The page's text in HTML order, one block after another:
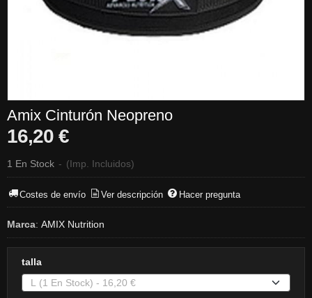
Amix Cinturón Neopreno
16,20 €
1 En Stock - (Imp. Incluidos)
Costes de envío Ver descripción Hacer pregunta
Marca: AMIX Nutrition
talla